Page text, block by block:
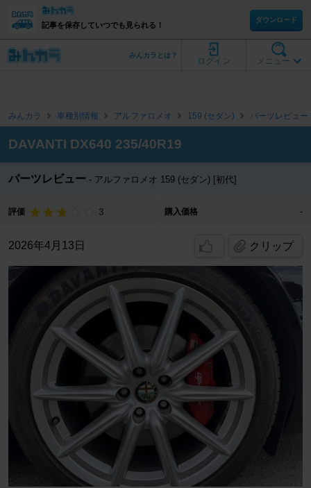
記事を保存していつでも見られる！
ダウンロード
メニュー
ログイン
みんカラとは？
みんカラ 車種別情報 アルファロメオ 159 (セダン) パーツレビュー
DAVANTI DX640 235/40R19
パーツレビュー アルファロメオ 159 (セダン) [初代]
評価 3 購入価格 -
2026年4月13日 クリップ